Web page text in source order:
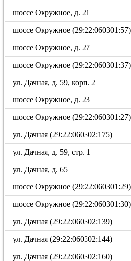
шоссе Окружное, д. 21
шоссе Окружное (29:22:060301:57)
шоссе Окружное, д. 27
шоссе Окружное (29:22:060301:37)
ул. Дачная, д. 59, корп. 2
шоссе Окружное, д. 23
шоссе Окружное (29:22:060301:27)
ул. Дачная (29:22:060302:175)
ул. Дачная, д. 59, стр. 1
ул. Дачная, д. 65
шоссе Окружное (29:22:060301:29)
шоссе Окружное (29:22:060301:30)
ул. Дачная (29:22:060302:139)
ул. Дачная (29:22:060302:144)
ул. Дачная (29:22:060302:160)